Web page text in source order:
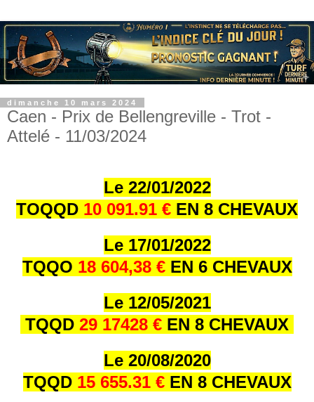
dimanche 10 mars 2024
Caen - Prix de Bellengreville - Trot -
Attelé - 11/03/2024
Le 22/01/2022
TOQQD 10 091.91 € EN 8 CHEVAUX
Le 17/01/2022
TQQO 18 604,38 € EN 6 CHEVAUX
Le 12/05/2021
TQQD 29 17428 € EN 8 CHEVAUX
Le 20/08/2020
TQQD 15 655.31 € EN 8 CHEVAUX